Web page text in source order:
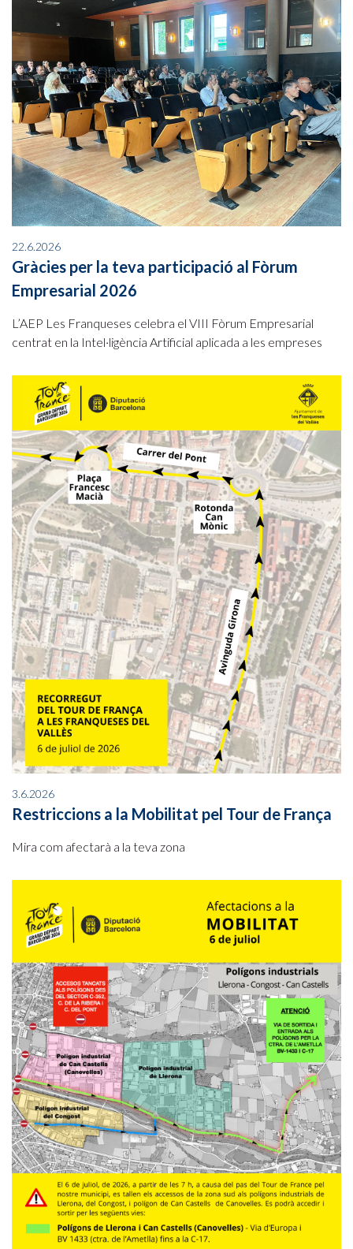
22.6.2026
Gràcies per la teva participació al Fòrum
Empresarial 2026
L’AEP Les Franqueses celebra el VIII Fòrum Empresarial
centrat en la Intel·ligència Artificial aplicada a les empreses
3.6.2026
Restriccions a la Mobilitat pel Tour de França
Mira com afectarà a la teva zona